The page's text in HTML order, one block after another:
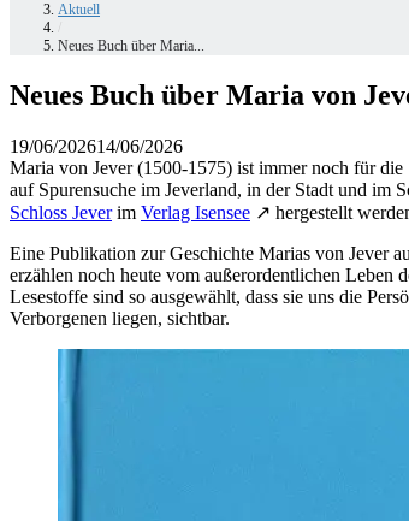
Aktuell
Neues Buch über Maria...
Neues Buch über Maria von
19/06/202614/06/2026
Maria von Jever (1500-1575) ist immer noch für die
auf Spurensuche im Jeverland, in der Stadt und im
Schloss Jeverim Verlag Isensee ↗ hergestellt
Eine Publikation zur Geschichte Marias von Jever
erzählen noch heute vom außerordentlichen Leben
Lesestoffe sind so ausgewählt, dass sie uns die
Verborgenen liegen, sichtbar.